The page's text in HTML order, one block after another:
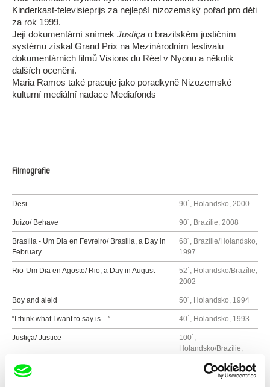
Kinderkast-televisieprijs za nejlepší nizozemský pořad pro děti
za rok 1999.
Její dokumentární snímek Justiça o brazilském justičním
systému získal Grand Prix na Mezinárodním festivalu
dokumentárních filmů Visions du Réel v Nyonu a několik
dalších ocenění.
Maria Ramos také pracuje jako poradkyně Nizozemské
kulturní mediální nadace Mediafonds
Filmografie
Desi 90´, Holandsko, 2000
Juízo/ Behave 90´, Brazílie, 2008
Brasília - Um Dia en Fevreiro/ Brasilia, a Day in
February
68´, Brazílie/Holandsko,
1997
Rio-Um Dia en Agosto/ Rio, a Day in August
52´, Holandsko/Brazílie,
2002
Boy and aleid 50´, Holandsko, 1994
“I think what I want to say is…” 40´, Holandsko, 1993
Justiça/ Justice
100´,
Holandsko/Brazílie,